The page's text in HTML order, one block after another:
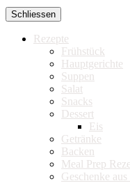
Schliessen
Rezepte
Frühstück
Hauptgerichte
Suppen
Salat
Snacks
Dessert
Eis
Getränke
Backen
Meal Prep
Geschenke